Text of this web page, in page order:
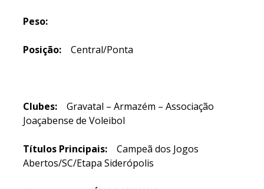
Peso:
Posição: Central/Ponta
Clubes: Gravatal – Armazém – Associação
Joaçabense de Voleibol
Títulos Principais: Campeã dos Jogos
Abertos/SC/Etapa Siderópolis